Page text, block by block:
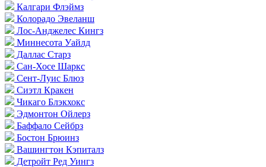
Калгари Флэймз
Колорадо Эвеланш
Лос-Анджелес Кингз
Миннесота Уайлд
Даллас Старз
Сан-Хосе Шаркс
Сент-Луис Блюз
Сиэтл Кракен
Чикаго Блэкхокс
Эдмонтон Ойлерз
Баффало Сейбрз
Бостон Брюинз
Вашингтон Кэпиталз
Детройт Ред Уингз